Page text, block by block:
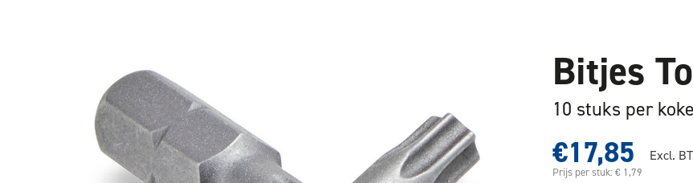
Bitjes
10 stuks per
€17,85
Prijs per stuk: € 1,79
Excl.